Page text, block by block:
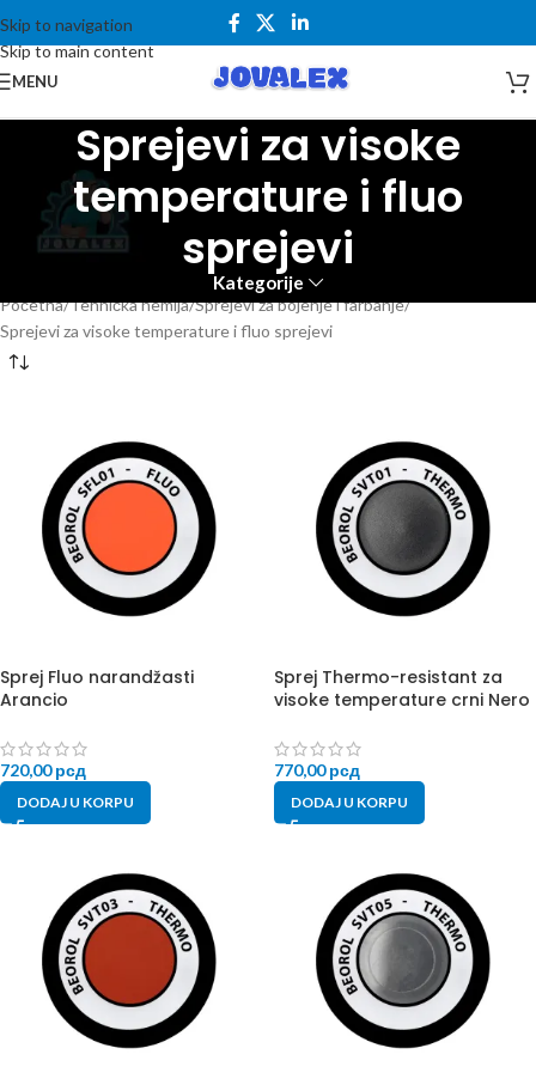
Skip to navigation
Skip to main content
MENU
Sprejevi za visoke
temperature i fluo
sprejevi
Kategorije
Početna Tehnička hemija Sprejevi za bojenje i farbanje
Sprejevi za visoke temperature i fluo sprejevi
Sprej Fluo narandžasti
Arancio
720,00рсд
DODAJ U KORPU
Sprej Thermo-resistant za
visoke temperature crni Nero
770,00рсд
DODAJ U KORPU